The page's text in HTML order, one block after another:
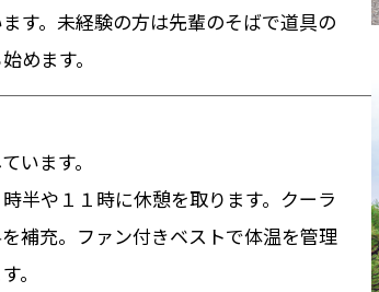
す。未経験の方は先輩のそばで道具の
めます。
います。
半や１１時に休憩を取ります。クーラ
補充。ファン付きベストで体温を管理
。